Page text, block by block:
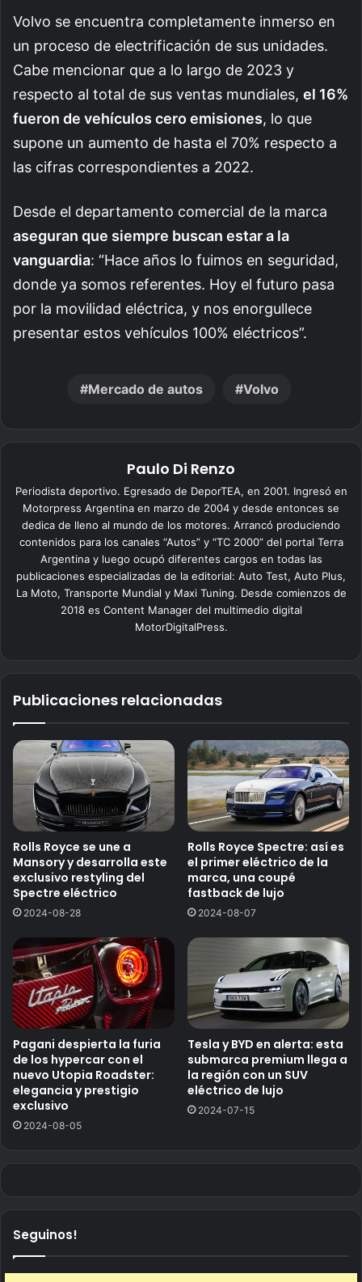
Volvo se encuentra completamente inmerso en
un proceso de electrificación de sus unidades.
Cabe mencionar que a lo largo de 2023 y
respecto al total de sus ventas mundiales, el 16%
fueron de vehículos cero emisiones, lo que
supone un aumento de hasta el 70% respecto a
las cifras correspondientes a 2022.
Desde el departamento comercial de la marca
aseguran que siempre buscan estar a la
vanguardia: “Hace años lo fuimos en seguridad,
donde ya somos referentes. Hoy el futuro pasa
por la movilidad eléctrica, y nos enorgullece
presentar estos vehículos 100% eléctricos”.
Mercado de autos Volvo
Paulo Di Renzo
Periodista deportivo. Egresado de DeporTEA, en 2001. Ingresó en
Motorpress Argentina en marzo de 2004 y desde entonces se
dedica de lleno al mundo de los motores. Arrancó produciendo
contenidos para los canales “Autos” y “TC 2000” del portal Terra
Argentina y luego ocupó diferentes cargos en todas las
publicaciones especializadas de la editorial: Auto Test, Auto Plus,
La Moto, Transporte Mundial y Maxi Tuning. Desde comienzos de
2018 es Content Manager del multimedio digital
MotorDigitalPress.
Publicaciones relacionadas
Rolls Royce se une a
Mansory y desarrolla este
exclusivo restyling del
Spectre eléctrico
2024-08-28
Rolls Royce Spectre: así es
el primer eléctrico de la
marca, una coupé
fastback de lujo
2024-08-07
Pagani despierta la furia
de los hypercar con el
nuevo Utopia Roadster:
elegancia y prestigio
exclusivo
2024-08-05
Tesla y BYD en alerta: esta
submarca premium llega a
la región con un SUV
eléctrico de lujo
2024-07-15
Seguinos!